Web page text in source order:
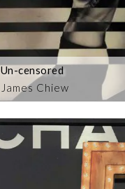
James Chiew
Un-censored